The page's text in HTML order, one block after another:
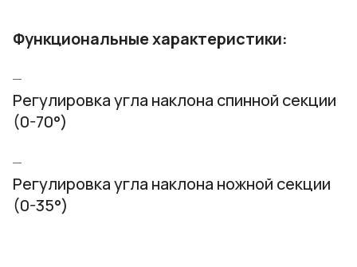
Функциональные характеристики:
Регулировка угла наклона спинной секции
(0-70°)
Регулировка угла наклона ножной секции
(0-35°)